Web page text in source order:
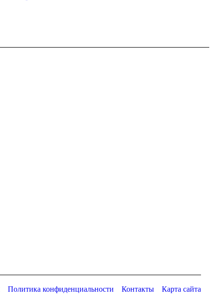
Политика конфиденциальности Контакты Карта сайта